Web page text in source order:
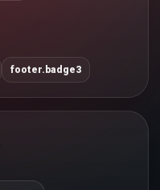
footer.badge3